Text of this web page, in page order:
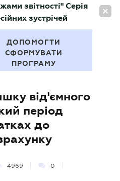
UA
звітності" Серія
зустрічей
ДОПОМОГТИ
СФОРМУВАТИ
ПРОГРАМУ
від'ємного
період
до
4969 0